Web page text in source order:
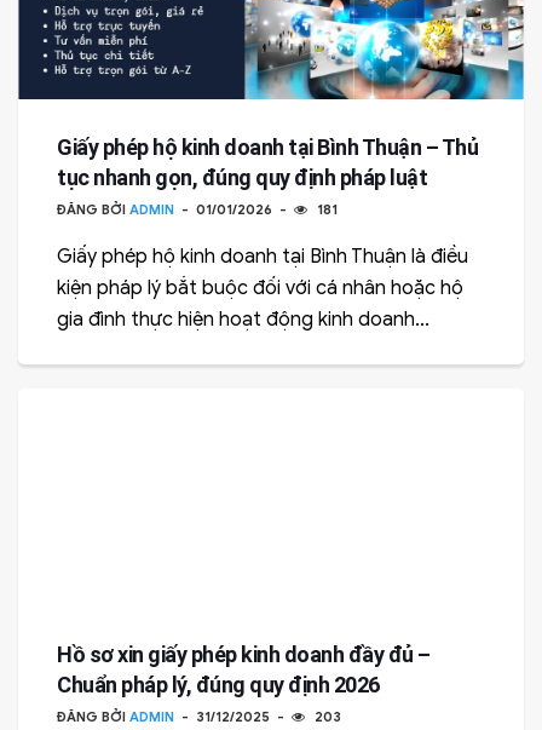
Giấy phép hộ kinh doanh tại Bình Thuận – Thủ
tục nhanh gọn, đúng quy định pháp luật
ĐĂNG BỞI ADMIN 01/01/2026 181
Giấy phép hộ kinh doanh tại Bình Thuận là điều
kiện pháp lý bắt buộc đối với cá nhân hoặc hộ
gia đình thực hiện hoạt động kinh doanh...
Hồ sơ xin giấy phép kinh doanh đầy đủ –
Chuẩn pháp lý, đúng quy định 2026
ĐĂNG BỞI ADMIN 31/12/2025 203